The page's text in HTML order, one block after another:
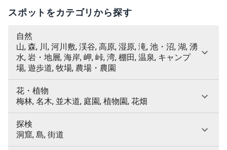
スポットをカテゴリから探す
自然
山, 森, 川, 河川敷, 渓谷, 高原, 湿原, 滝, 池・沼, 湖, 湧
水, 岩・地層, 海岸, 岬, 峠, 湾, 棚田, 温泉, キャンプ
場, 遊歩道, 牧場, 農場・農園
花・植物
梅林, 名木, 並木道, 庭園, 植物園, 花畑
探検
洞窟, 島, 街道